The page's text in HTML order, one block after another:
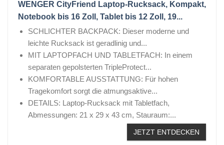
WENGER CityFriend Laptop-Rucksack, Kompakt,
Notebook bis 16 Zoll, Tablet bis 12 Zoll, 19...
SCHLICHTER BACKPACK: Dieser moderne und
leichte Rucksack ist geradlinig und...
MIT LAPTOPFACH UND TABLETFACH: In einem
separaten gepolsterten TripleProtect...
KOMFORTABLE AUSSTATTUNG: Für hohen
Tragekomfort sorgt die atmungsaktive...
DETAILS: Laptop-Rucksack mit Tabletfach,
Abmessungen: 21 x 29 x 43 cm, Stauraum:...
JETZT ENTDECKEN